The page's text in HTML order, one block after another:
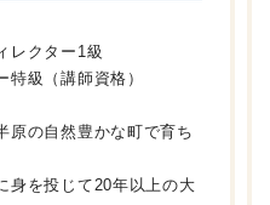
レクター1級
特級（講師資格）
原の自然豊かな町で育ち
身を投じて20年以上の大